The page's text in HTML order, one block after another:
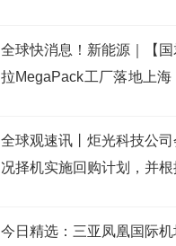
全球快消息！新能源｜【
拉MegaPack工厂落地上
全球观速讯丨炬光科技公
况择机实施回购计划，并
今日精选：三亚凤凰国际